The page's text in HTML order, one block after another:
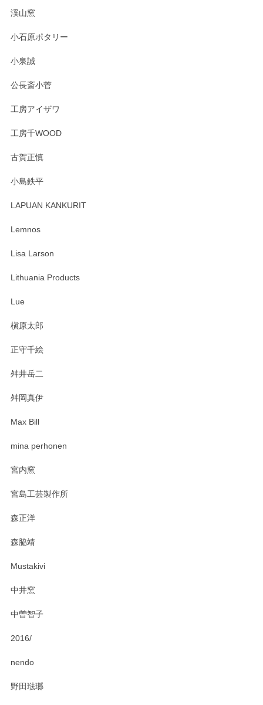
淡いグリーンのカラーがとても可愛いです❤️ ありがとうござ
す。 素敵な湯呑みでとても気に入りました。 発送も早く、
たm(_)m
います。無事に届いたようで安心いたしまし
おかけしました。 ありがとうございます。
渓山窯
小石原ポタリー
小泉誠
公長斎小菅
工房アイザワ
工房千WOOD
古賀正慎
小島鉄平
LAPUAN KANKURIT
Lemnos
Lisa Larson
Lithuania Products
Lue
槇原太郎
正守千絵
舛井岳二
舛岡真伊
Max Bill
mina perhonen
宮内窯
宮島工芸製作所
森正洋
森脇靖
Mustakivi
中井窯
中曽智子
2016/
nendo
野田琺瑯